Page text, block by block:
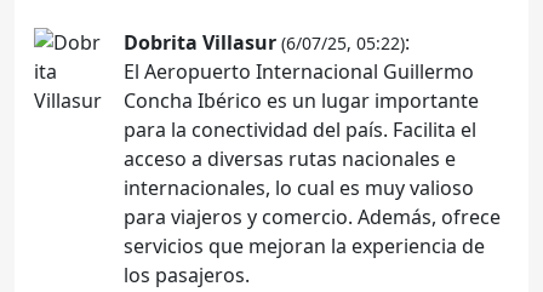
Dobrita Villasur (6/07/25, 05:22):
El Aeropuerto Internacional Guillermo
Concha Ibérico es un lugar importante
para la conectividad del país. Facilita el
acceso a diversas rutas nacionales e
internacionales, lo cual es muy valioso
para viajeros y comercio. Además, ofrece
servicios que mejoran la experiencia de
los pasajeros.